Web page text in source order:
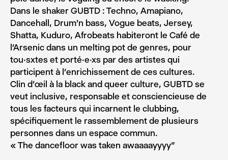
Dans le shaker GUBTD : Techno, Amapiano,
Dancehall, Drum’n bass, Vogue beats, Jersey,
Shatta, Kuduro, Afrobeats habiteront le Café de
l’Arsenic dans un melting pot de genres, pour
tou·sxtes et porté·e·xs par des artistes qui
participent à l’enrichissement de ces cultures.
Clin d’œil à la black and queer culture, GUBTD se
veut inclusive, responsable et consciencieuse de
tous les facteurs qui incarnent le clubbing,
spécifiquement le rassemblement de plusieurs
personnes dans un espace commun.
« The dancefloor was taken awaaaayyyy”